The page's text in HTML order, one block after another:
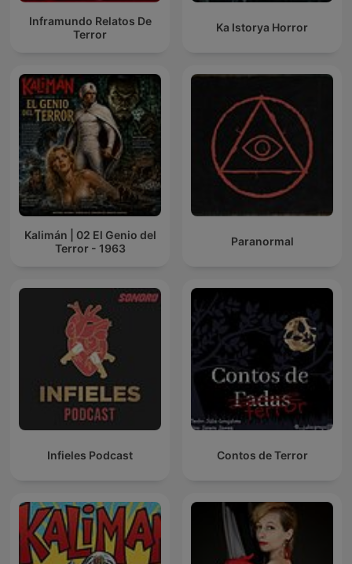
Inframundo Relatos De
Terror
Ka Istorya Horror
Kalimán | 02 El Genio del
Terror - 1963
Paranormal
Infieles Podcast Contos de Terror